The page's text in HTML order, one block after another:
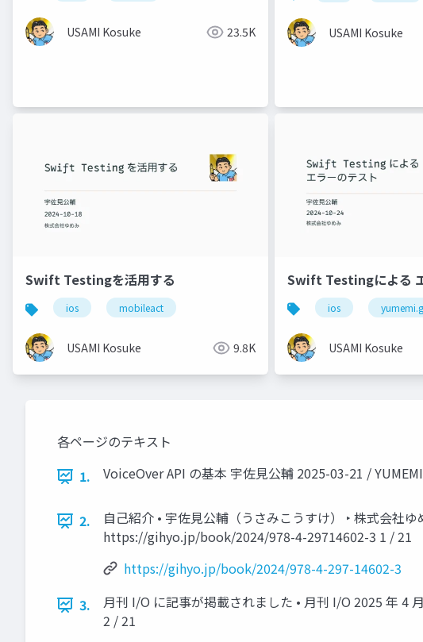
USAMI Kosuke 23.5K USAMI Kosuke
Swift Testingを活用する
ios mobileact
USAMI Kosuke 9.8K
Swift Testingによる
ios
USAMI Kosuke
各ページのテキスト
1.
VoiceOver API の基本 宇佐見公輔 2025-03-21 /
2.
自己紹介 • 宇佐見公輔（うさみこうすけ） ‣ 株式会社
https://gihyo.jp/book/2024/978-4-29714602-3 1 / 21
https://gihyo.jp/book/2024/978-4-297-14602-3
3.
月刊 I/O に記事が掲載されました • 月刊 I/O 2025 年
2 / 21